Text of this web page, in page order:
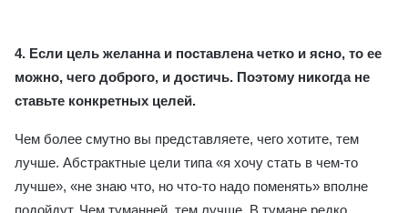
4. Если цель желанна и поставлена четко и ясно, то ее
можно, чего доброго, и достичь. Поэтому никогда не
ставьте конкретных целей.
Чем более смутно вы представляете, чего хотите, тем
лучше. Абстрактные цели типа «я хочу стать в чем-то
лучше», «не знаю что, но что-то надо поменять» вполне
подойдут. Чем туманней, тем лучше. В тумане редко